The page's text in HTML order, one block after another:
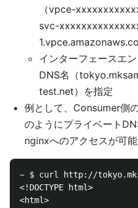
（vpce-
svc-
インターフェースエ
DNS名（
test.net）を指定
例として、Consumer側
のようにプライベート
nginxへのアクセスが可能
~ $ curl http://
<!DOCTYPE html>
<html>